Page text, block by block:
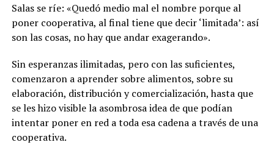
Salas se ríe: «Quedó medio mal el nombre porque al
poner cooperativa, al final tiene que decir ‘limitada’: así
son las cosas, no hay que andar exagerando».
Sin esperanzas ilimitadas, pero con las suficientes,
comenzaron a aprender sobre alimentos, sobre su
elaboración, distribución y comercialización, hasta que
se les hizo visible la asombrosa idea de que podían
intentar poner en red a toda esa cadena a través de una
cooperativa.